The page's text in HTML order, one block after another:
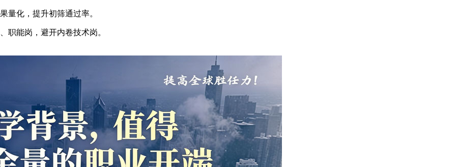
量化，提升初筛通过率。
职能岗，避开内卷技术岗。